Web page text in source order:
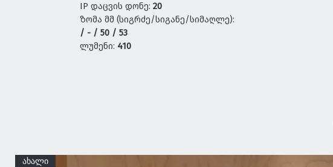
IP დაცვის დონე: 20
ზომა მმ (სიგრძე/სიგანე/სიმაღლე):
/ - / 50 / 53
ლუმენი: 410
ახალი